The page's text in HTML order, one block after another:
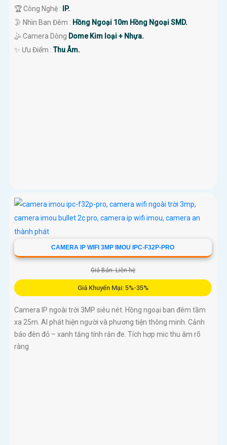
🏆 Công Nghệ :
IP.
🌛 Nhìn Ban Đêm : Hồng Ngoại 10m Hồng Ngoại SMD.
🤹 Camera Dòng Dome Kim loại + Nhựa.
️✨ Ưu Điểm :Thu Âm.
CAMERA IP WIFI 3MP IMOU IPC-F32P-PRO
Giá Bán: Liên hệ
Giá Khuyến Mại: 5%-35%
Camera IP ngoài trời 3MP siêu nét. Hồng ngoại ban đêm tầm
xa 25m. AI phát hiện người và phương tiện thông minh. Cảnh
báo đèn đỏ – xanh tăng tính răn đe. Tích hợp mic thu âm rõ
ràng